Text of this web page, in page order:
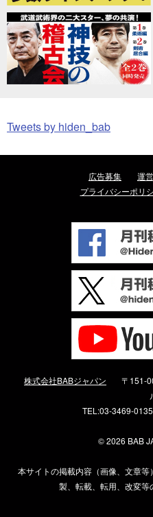
Tweets by hiden_bab
広告募集 運
プライバシーポリ
株式会社BABジャパン
〒151-
TEL:03-3469-
©2026 BAB
本サイトの掲載内容（画像、文章
製、転載、転用、改変